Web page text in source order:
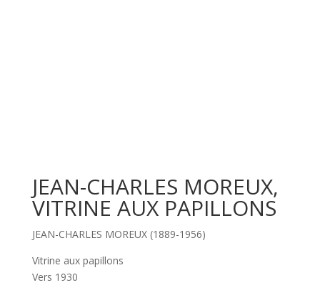
JEAN-CHARLES MOREUX,
VITRINE AUX PAPILLONS
JEAN-CHARLES MOREUX (1889-1956)
Vitrine aux papillons
Vers 1930